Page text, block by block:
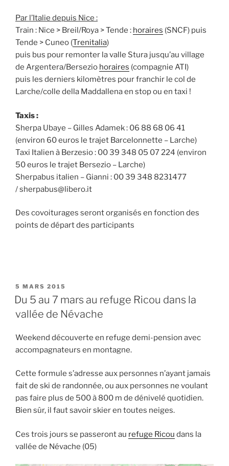
Par l’Italie depuis Nice :
Train : Nice > Breil/Roya > Tende : horaires (SNCF) puis
Tende > Cuneo (Trenitalia)
puis bus pour remonter la valle Stura jusqu’au village
de Argentera/Bersezio horaires (compagnie ATI)
puis les derniers kilomètres pour franchir le col de
Larche/colle della Maddallena en stop ou en taxi !
Taxis :
Sherpa Ubaye – Gilles Adamek : 06 88 68 06 41
(environ 60 euros le trajet Barcelonnette – Larche)
Taxi Italien à Berzesio : 00 39 348 05 07 224 (environ
50 euros le trajet Bersezio – Larche)
Sherpabus italien – Gianni : 00 39 348 8231477
/ sherpabus@libero.it
Des covoiturages seront organisés en fonction des
points de départ des participants
PUBLIÉ
LE
5 MARS 2015
Du 5 au 7 mars au refuge Ricou dans la
vallée de Névache
Weekend découverte en refuge demi-pension avec
accompagnateurs en montagne.
Cette formule s’adresse aux personnes n’ayant jamais
fait de ski de randonnée, ou aux personnes ne voulant
pas faire plus de 500 à 800 m de dénivelé quotidien.
Bien sûr, il faut savoir skier en toutes neiges.
Ces trois jours se passeront au refuge Ricou dans la
vallée de Névache (05)